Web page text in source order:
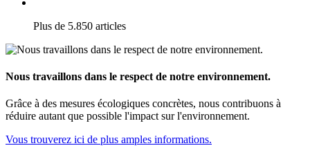
Plus de 5.850 articles
Nous travaillons dans le respect de notre environnement.
Grâce à des mesures écologiques concrètes, nous contribuons à
réduire autant que possible l'impact sur l'environnement.
Vous trouverez ici de plus amples informations.